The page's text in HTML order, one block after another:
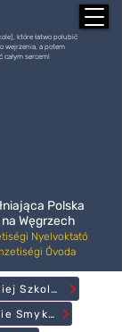
które łatwo polubić
wejrzenia, a potem
całym sercem!
Polska
Węgrzech
Nyelvoktató
Óvoda
Jak pracują Polskie Smyki?
Co słychać w Polskiej Szkole?